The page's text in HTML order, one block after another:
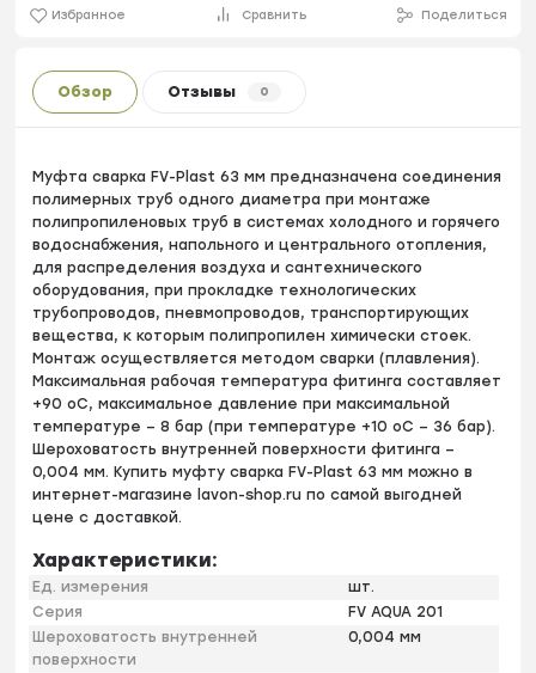
Избранное Сравнить Поделиться
Обзор Отзывы 0
Муфта сварка FV-Plast 63 мм предназначена соединения
полимерных труб одного диаметра при монтаже
полипропиленовых труб в системах холодного и горячего
водоснабжения, напольного и центрального отопления,
для распределения воздуха и сантехнического
оборудования, при прокладке технологических
трубопроводов, пневмопроводов, транспортирующих
вещества, к которым полипропилен химически стоек.
Монтаж осуществляется методом сварки (плавления).
Максимальная рабочая температура фитинга составляет
+90 оС, максимальное давление при максимальной
температуре – 8 бар (при температуре +10 оС – 36 бар).
Шероховатость внутренней поверхности фитинга –
0,004 мм. Купить муфту сварка FV-Plast 63 мм можно в
интернет-магазине lavon-shop.ru по самой выгодней
цене с доставкой.
Характеристики:
Ед. измерения
шт.
Серия
FV AQUA 201
Шероховатость внутренней
поверхности
0,004 мм